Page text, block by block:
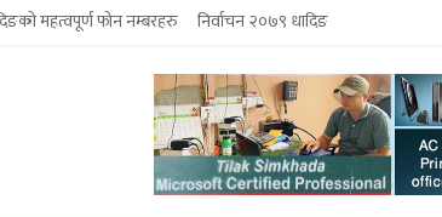
महत्वपूर्ण फोन नम्बरहरु निर्वाचन २०७९ धादिङ